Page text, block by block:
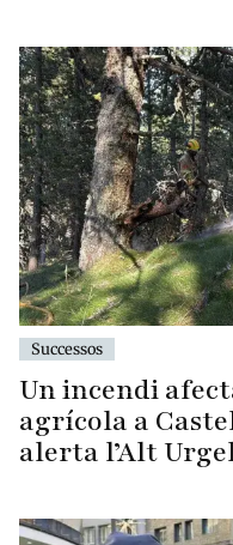
Successos
Un incendi
agrícola a
alerta l’Alt